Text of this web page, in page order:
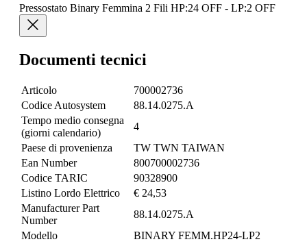
Pressostato Binary Femmina 2 Fili HP:24 OFF - LP:2 OFF
Documenti tecnici
Articolo
700002736
Codice Autosystem
88.14.0275.A
Tempo medio consegna
(giorni calendario)
4
Paese di provenienza
TW TWN TAIWAN
Ean Number
800700002736
Codice TARIC
90328900
Listino Lordo Elettrico
€ 24,53
Manufacturer Part
Number
88.14.0275.A
Modello
BINARY FEMM.HP24-LP2